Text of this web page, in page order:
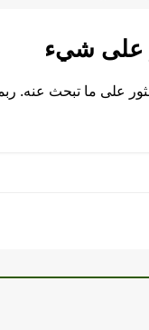
على شيء
على ما تبحث عنه.